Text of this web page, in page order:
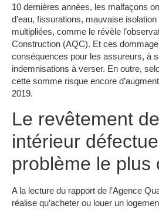
10 dernières années, les malfaçons
d’eau, fissurations, mauvaise
multipliées, comme le révèle
Construction (AQC). Et ces
conséquences pour les assureurs, à
indemnisations à verser. En outre,
cette somme risque encore
2019.
Le revêtement
intérieur
problème le plus
A la lecture du rapport de l’Agence
réalise qu’acheter ou louer un